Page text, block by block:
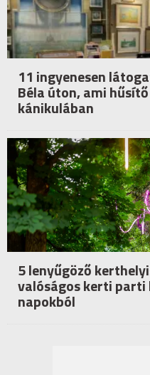
11 ingyenesen
Béla úton, ami
kánikulában
5 lenyűgöző
valóságos kerti parti
napokból